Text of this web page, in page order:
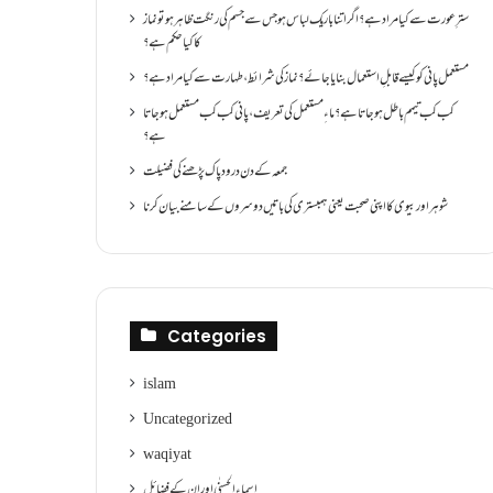
سترِ عورت سے کیا مراد ہے؟اگر اتنا باریک لباس ہو جس سے جسم کی رنگت ظاہر ہو تو نماز
کا کیا حکم ہے؟
مستعمل پانی کو کیسے قابلِ استعمال بنایا جائے؟ نماز کی شرائط ،طہارت سے کیا مراد ہے؟
کب کب تیمم باطل ہو جاتا ہے؟ ماءِ مستعمل کی تعریف ،پانی کب کب مستعمل ہو جاتا
ہے؟
جمعہ کے دن درود پاک پڑھنے کی فضیلت
شوہر اور بیوی کا اپنی صحبت یعنی ہمبستری کی باتیں دوسروں کے سامنے بیان کرنا
Categories
islam
Uncategorized
waqiyat